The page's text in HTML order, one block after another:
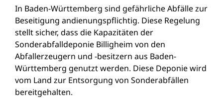
In Baden-Württemberg sind gefährliche Abfälle zur
Beseitigung andienungspflichtig. Diese Regelung
stellt sicher, dass die Kapazitäten der
Sonderabfalldeponie Billigheim von den
Abfallerzeugern und -besitzern aus Baden-
Württemberg genutzt werden. Diese Deponie wird
vom Land zur Entsorgung von Sonderabfällen
bereitgehalten.